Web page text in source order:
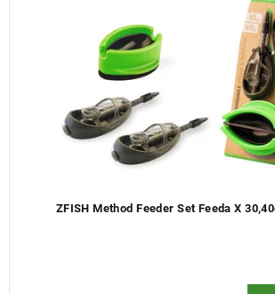
ZFISH Method Feeder Set Feeda X